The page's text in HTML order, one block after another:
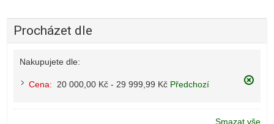
Procházet dle
Nakupujete dle:
Cena: 20 000,00 Kč - 29 999,99 Kč Předchozí
Smazat vše